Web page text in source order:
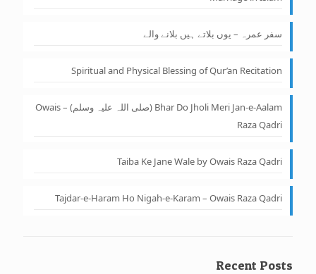
سفر عمرہ – یوں بلاتے ہیں بلانے والے
Spiritual and Physical Blessing of Qur’an Recitation
Bhar Do Jholi Meri Jan-e-Aalam (صلی اللہ علیہ وسلم) – Owais
Raza Qadri
Taiba Ke Jane Wale by Owais Raza Qadri
Tajdar-e-Haram Ho Nigah-e-Karam – Owais Raza Qadri
Recent Posts